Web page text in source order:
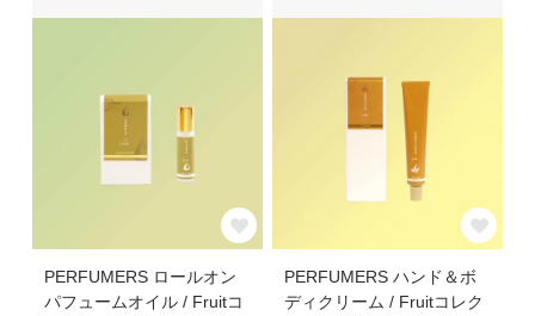
PERFUMERS ロールオン
パフュームオイル / Fruitコ
PERFUMERS ハンド＆ボ
ディクリーム / Fruitコレク